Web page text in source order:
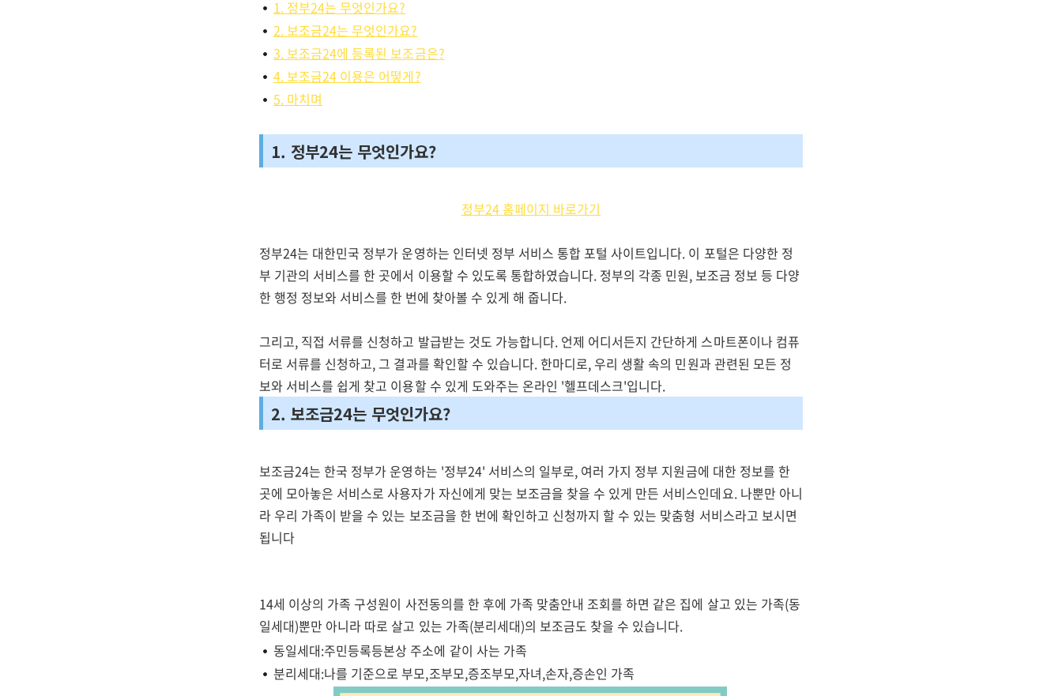
1. 정부24는 무엇인가요?
2. 보조금24는 무엇인가요?
3. 보조금24에 등록된 보조금은?
4. 보조금24 이용은 어떻게?
5. 마치며
1. 정부24는 무엇인가요?
정부24 홈페이지 바로가기
정부24는 대한민국 정부가 운영하는 인터넷 정부 서비스 통합 포털 사이트입니다. 이 포털은 다양한 정
부 기관의 서비스를 한 곳에서 이용할 수 있도록 통합하였습니다. 정부의 각종 민원, 보조금 정보 등 다양
한 행정 정보와 서비스를 한 번에 찾아볼 수 있게 해 줍니다.
그리고, 직접 서류를 신청하고 발급받는 것도 가능합니다. 언제 어디서든지 간단하게 스마트폰이나 컴퓨
터로 서류를 신청하고, 그 결과를 확인할 수 있습니다. 한마디로, 우리 생활 속의 민원과 관련된 모든 정
보와 서비스를 쉽게 찾고 이용할 수 있게 도와주는 온라인 '헬프데스크'입니다.
2. 보조금24는 무엇인가요?
보조금24는 한국 정부가 운영하는 '정부24' 서비스의 일부로, 여러 가지 정부 지원금에 대한 정보를 한
곳에 모아놓은 서비스로 사용자가 자신에게 맞는 보조금을 찾을 수 있게 만든 서비스인데요. 나뿐만 아니
라 우리 가족이 받을 수 있는 보조금을 한 번에 확인하고 신청까지 할 수 있는 맞춤형 서비스라고 보시면
됩니다
14세 이상의 가족 구성원이 사전동의를 한 후에 가족 맞춤안내 조회를 하면 같은 집에 살고 있는 가족(동
일세대)뿐만 아니라 따로 살고 있는 가족(분리세대)의 보조금도 찾을 수 있습니다.
동일세대:주민등록등본상 주소에 같이 사는 가족
분리세대:나를 기준으로 부모,조부모,증조부모,자녀,손자,증손인 가족